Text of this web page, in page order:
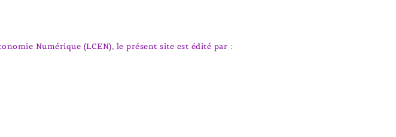
Numérique (LCEN), le présent site est édité par :